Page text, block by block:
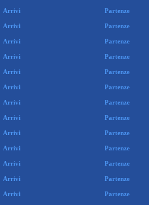
Arrivi Partenze
Arrivi Partenze
Arrivi Partenze
Arrivi Partenze
Arrivi Partenze
Arrivi Partenze
Arrivi Partenze
Arrivi Partenze
Arrivi Partenze
Arrivi Partenze
Arrivi Partenze
Arrivi Partenze
Arrivi Partenze